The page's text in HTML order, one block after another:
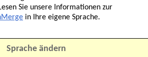
Sie unsere Informationen zur
in Ihre eigene Sprache.
Sprache ändern